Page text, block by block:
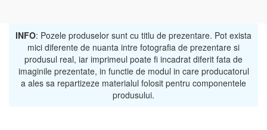
INFO: Pozele produselor sunt cu titlu de prezentare. Pot exista
mici diferente de nuanta intre fotografia de prezentare si
produsul real, iar imprimeul poate fi incadrat diferit fata de
imaginile prezentate, in functie de modul in care producatorul
a ales sa repartizeze materialul folosit pentru componentele
produsului.